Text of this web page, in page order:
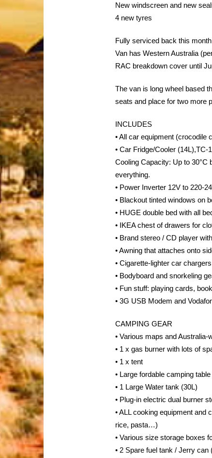
New windscreen and new
4 new tyres
Fully serviced back this
Van has Western Australia
RAC breakdown cover until
The van is long wheel based
seats and place for two more
INCLUDES
• All car equipment
• Car Fridge/Cooler (14L),TC-
Cooling Capacity: Up to 30°C
everything.
• Power Inverter 12V to 220-
• Blackout tinted windows on
• HUGE double bed with all
• IKEA chest of drawers for
• Brand stereo / CD player
• Awning that attaches onto
• Cigarette-lighter car
• Bodyboard and snorkeling
• Fun stuff: playing cards,
• 3G USB Modem and
CAMPING GEAR
• Various maps and
• 1 x gas burner with lots of
• 1 x tent
• Large fordable camping
• 1 Large Water tank (30L)
• Plug-in electric dual burner
• ALL cooking equipment and
rice, pasta…)
• Various size storage boxes
• 2 Spare fuel tank / Jerry can